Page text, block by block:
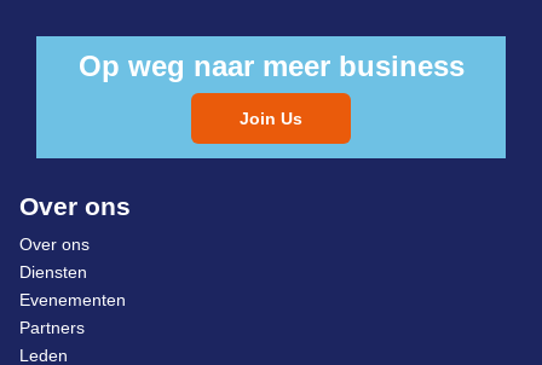
Op weg naar meer business
Join Us
Over ons
Over ons
Diensten
Evenementen
Partners
Leden